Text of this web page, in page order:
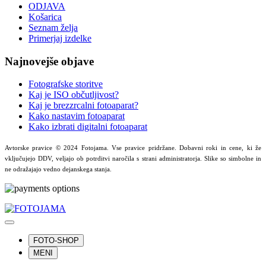
ODJAVA
Košarica
Seznam želja
Primerjaj izdelke
Najnovejše objave
Fotografske storitve
Kaj je ISO občutljivost?
Kaj je brezzrcalni fotoaparat?
Kako nastavim fotoaparat
Kako izbrati digitalni fotoaparat
Avtorske pravice © 2024 Fotojama. Vse pravice pridržane. Dobavni roki in cene, ki že
vključujejo DDV, veljajo ob potrditvi naročila s strani administratorja. Slike so simbolne in
ne odražajajo vedno dejanskega stanja.
FOTO-SHOP
MENI